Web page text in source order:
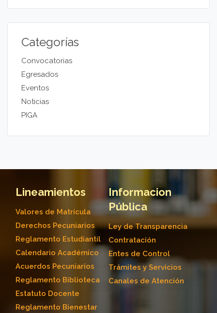
Categorías
Convocatorias
Egresados
Eventos
Noticias
PIGA
Lineamientos
Valores de Matrícula
Derechos Pecuniarios
Reglamento Estudiantil
Calendario Académico
Acuerdos Pecuniarios
Reglamento Biblioteca
Estatuto Docente
Reglamento Bienestar
Informacion
Pública
Ley de Transparencia
Contratación
Entes de Control
Trámites y Servicios
Canales de Atención